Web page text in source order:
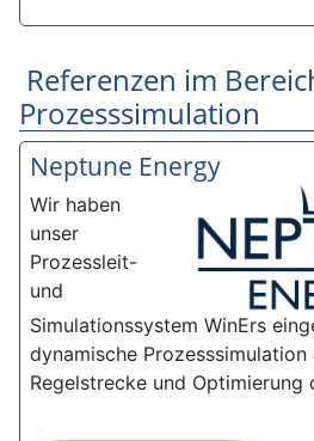
Referenzen im
Prozesssimulation
Neptune Energy
Wir haben
unser
Prozessleit-
und
Simulationssystem WinErs
dynamische Prozesssimulation
Regelstrecke und Optimierung